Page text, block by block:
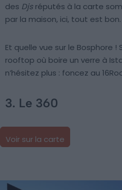
des Djs réputés à la carte
par la maison, ici, tout est bon.
Et quelle vue sur le Bosphore !
rooftop où boire un verre à
n’hésitez plus : foncez au
3. Le 360
Voir sur la carte